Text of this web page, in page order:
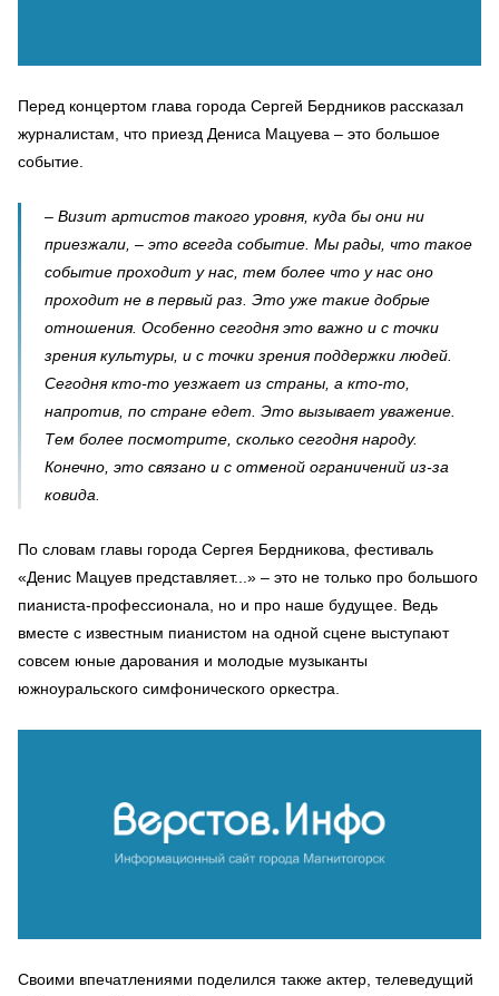
Перед концертом глава города Сергей Бердников рассказал
журналистам, что приезд Дениса Мацуева – это большое
событие.
– Визит артистов такого уровня, куда бы они ни
приезжали, – это всегда событие. Мы рады, что такое
событие проходит у нас, тем более что у нас оно
проходит не в первый раз. Это уже такие добрые
отношения. Особенно сегодня это важно и с точки
зрения культуры, и с точки зрения поддержки людей.
Сегодня кто-то уезжает из страны, а кто-то,
напротив, по стране едет. Это вызывает уважение.
Тем более посмотрите, сколько сегодня народу.
Конечно, это связано и с отменой ограничений из-за
ковида.
По словам главы города Сергея Бердникова, фестиваль
«Денис Мацуев представляет...» – это не только про большого
пианиста-профессионала, но и про наше будущее. Ведь
вместе с известным пианистом на одной сцене выступают
совсем юные дарования и молодые музыканты
южноуральского симфонического оркестра.
Своими впечатлениями поделился также актер, телеведущий